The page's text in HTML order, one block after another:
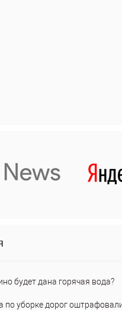
будет дана горячая вода?
по уборке дорог